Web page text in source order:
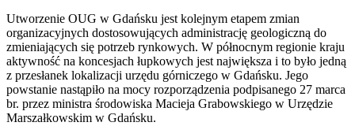
Utworzenie OUG w Gdańsku jest kolejnym etapem zmian
organizacyjnych dostosowujących administrację geologiczną do
zmieniających się potrzeb rynkowych. W północnym regionie kraju
aktywność na koncesjach łupkowych jest największa i to było jedną
z przesłanek lokalizacji urzędu górniczego w Gdańsku. Jego
powstanie nastąpiło na mocy rozporządzenia podpisanego 27 marca
br. przez ministra środowiska Macieja Grabowskiego w Urzędzie
Marszałkowskim w Gdańsku.